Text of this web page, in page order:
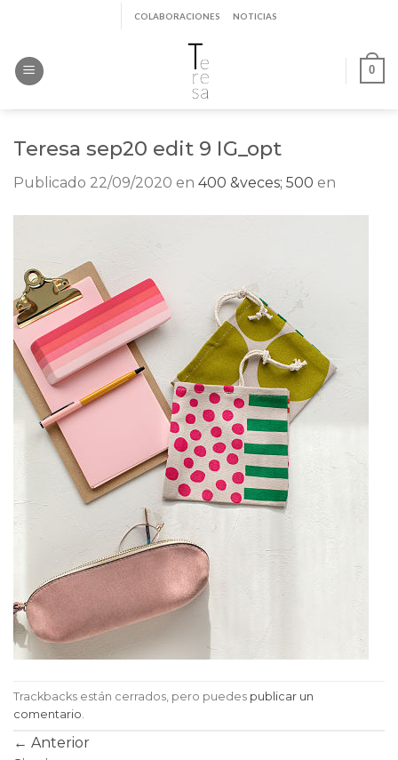
contenido
COLABORACIONES NOTICIAS
0
Teresa sep20 edit 9 IG_opt
Publicado 22/09/2020 en 400 &veces; 500 en
Trackbacks están cerrados, pero puedes publicar un
comentario
← Anterior